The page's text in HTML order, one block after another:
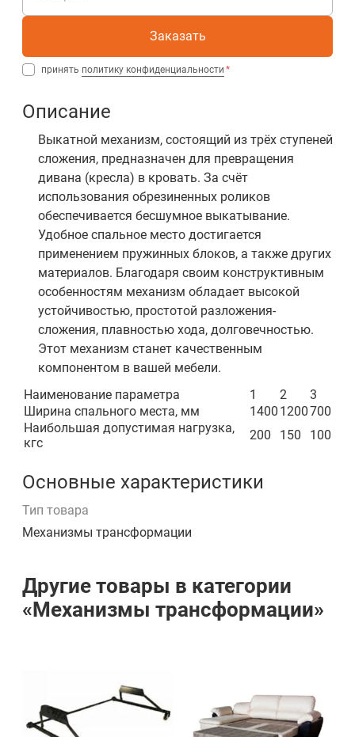
Заказать
принять политику конфиденциальности
Описание
Выкатной механизм, состоящий из трёх ступеней
сложения, предназначен для превращения
дивана (кресла) в кровать. За счёт
использования обрезиненных роликов
обеспечивается бесшумное выкатывание.
Удобное спальное место достигается
применением пружинных блоков, а также других
материалов. Благодаря своим конструктивным
особенностям механизм обладает высокой
устойчивостью, простотой разложения-
сложения, плавностью хода, долговечностью.
Этот механизм станет качественным
компонентом в вашей мебели.
Наименование параметра
1 2
3
Ширина спального места, мм
1400 1200700
Наибольшая допустимая нагрузка,
кгс
200 150 100
Основные характеристики
Тип товара
Механизмы трансформации
Другие товары в категории
«Механизмы трансформации»